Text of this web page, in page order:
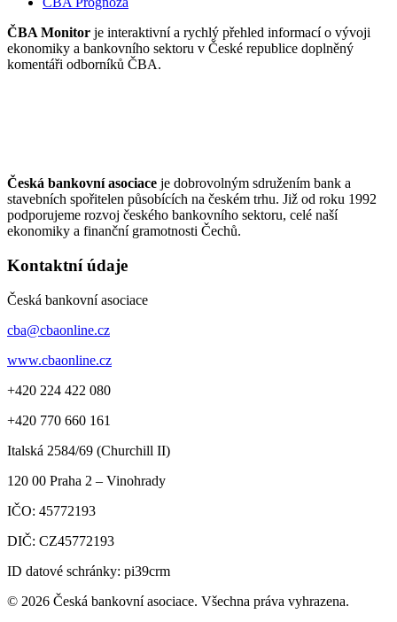
ČBA Monitor je interaktivní a rychlý přehled informací o vývoji
ekonomiky a bankovního sektoru v České republice doplněný
komentáři odborníků ČBA.
Česká bankovní asociace je dobrovolným sdružením bank a
stavebních spořitelen působících na českém trhu. Již od roku 1992
podporujeme rozvoj českého bankovního sektoru, celé naší
ekonomiky a finanční gramotnosti Čechů.
Kontaktní údaje
Česká bankovní asociace
cba@cbaonline.cz
www.cbaonline.cz
+420 224 422 080
+420 770 660 161
Italská 2584/69 (Churchill II)
120 00 Praha 2 – Vinohrady
IČO: 45772193
DIČ: CZ45772193
ID datové schránky: pi39crm
© 2026 Česká bankovní asociace. Všechna práva vyhrazena.